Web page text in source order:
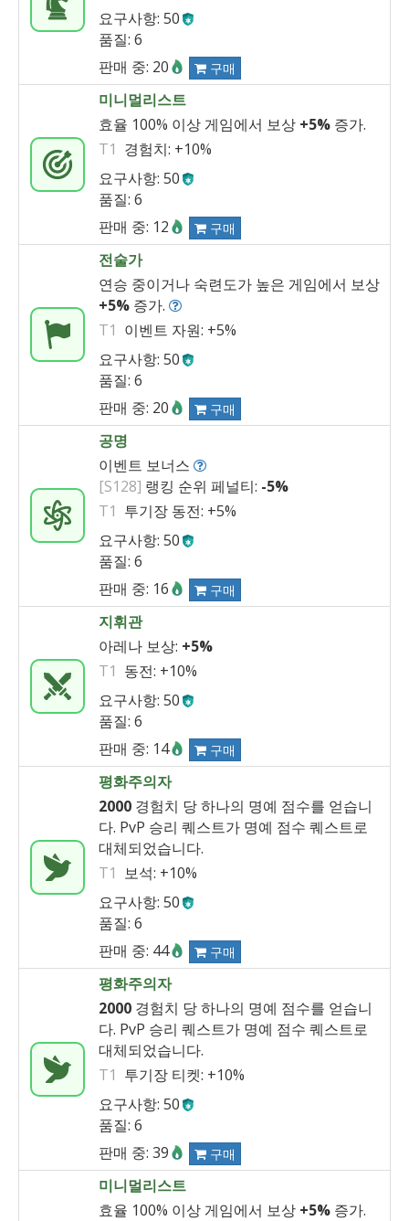
요구사항: 50
품질: 6
판매 중: 20
구매
미니멀리스트
효율 100% 이상 게임에서 보상 +5% 증가.
T1 경험치: +10%
요구사항: 50
품질: 6
판매 중: 12
구매
전술가
연승 중이거나 숙련도가 높은 게임에서 보상
+5% 증가.
T1 이벤트 자원: +5%
요구사항: 50
품질: 6
판매 중: 20
구매
공명
이벤트 보너스
[S128] 랭킹 순위 페널티: -5%
T1 투기장 동전: +5%
요구사항: 50
품질: 6
판매 중: 16
구매
지휘관
아레나 보상: +5%
T1 동전: +10%
요구사항: 50
품질: 6
판매 중: 14
구매
평화주의자
2000 경험치 당 하나의 명예 점수를 얻습니
다. PvP 승리 퀘스트가 명예 점수 퀘스트로
대체되었습니다.
T1 보석: +10%
요구사항: 50
품질: 6
판매 중: 44
구매
평화주의자
2000 경험치 당 하나의 명예 점수를 얻습니
다. PvP 승리 퀘스트가 명예 점수 퀘스트로
대체되었습니다.
T1 투기장 티켓: +10%
요구사항: 50
품질: 6
판매 중: 39
구매
미니멀리스트
효율 100% 이상 게임에서 보상 +5% 증가.